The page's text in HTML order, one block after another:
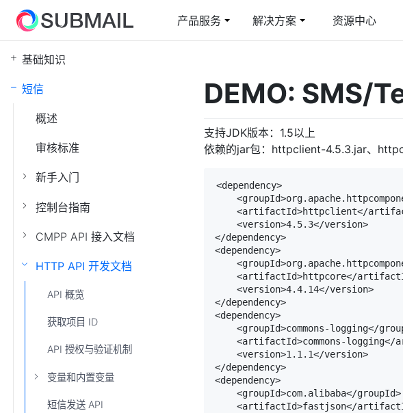
产品服务 解决方案 资源中心
在线邮件发送平台
国际短信
全球覆盖/多国语言
智能交互/富媒体卡片
综合教育管理平台
基础知识
短信
概述
审核标准
新手入门
控制台指南
CMPP API 接入文档
HTTP API 开发文档
API 概览
获取项目 ID
API 授权与验证机制
变量和内置变量
短信发送 API
DEMO: SMS/
支持JDK版本：1.5以上
依赖的jar包：httpclient-4.5.3.jar、
<dependency>
<artifactId>httpclient</
    <version>4.5.3</version>
</dependency>
<dependency>
<artifactId>httpcore</
    <version>4.4.14</version>
</dependency>
<dependency>
<groupId>commons-logging</
<artifactId>commons-logging</
    <version>1.1.1</version>
</dependency>
<dependency>
    <groupId>com.alibaba</groupId>
<artifactId>fastjson</